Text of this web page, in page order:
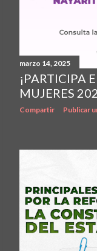
marzo 14, 2025
¡PARTICIPA
MUJERES
Compartir Publicar